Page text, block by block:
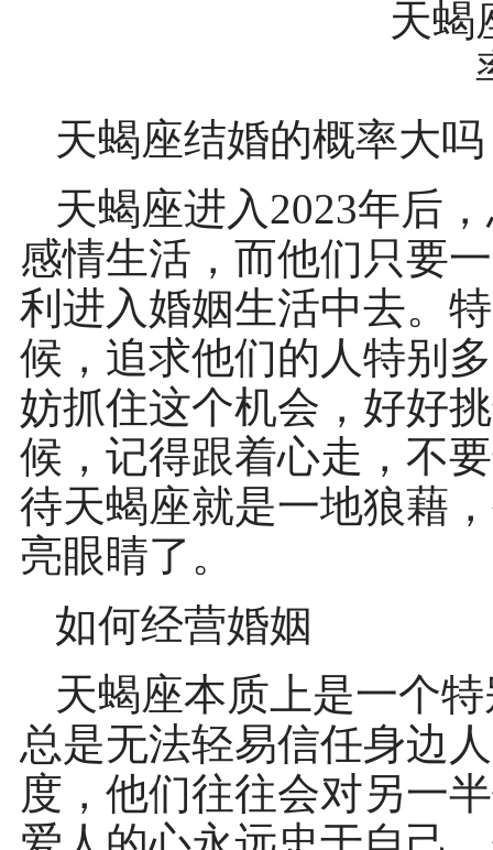
天蝎座结婚的概率大吗
天蝎座进入2023年后
感情生活，而他们只要
利进入婚姻生活中去。
候，追求他们的人特别
妨抓住这个机会，好好
候，记得跟着心走，不
待天蝎座就是一地狼藉
亮眼睛了。
如何经营婚姻
天蝎座本质上是一个
总是无法轻易信任身边
度，他们往往会对另一